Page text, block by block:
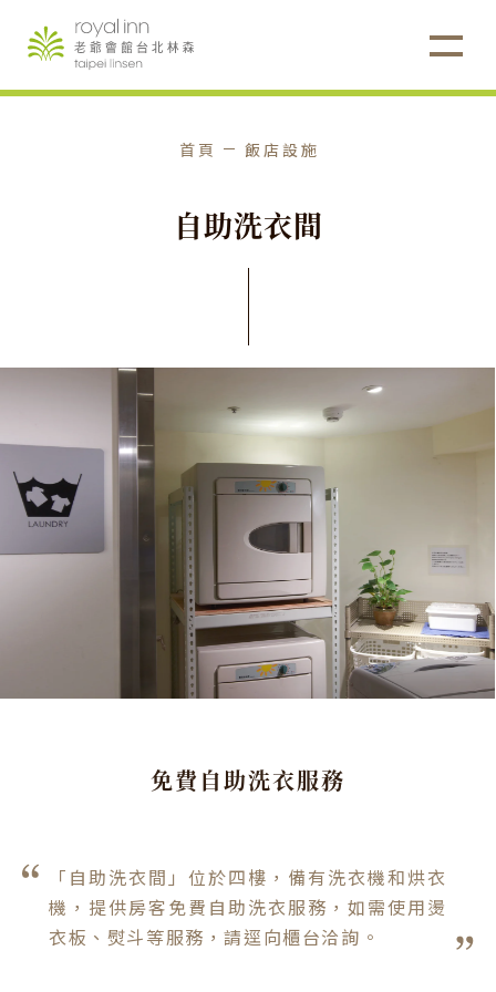
首頁 飯店設施
自助洗衣間
免費自助洗衣服務
「自助洗衣間」位於四樓，備有洗衣機和烘衣
機，提供房客免費自助洗衣服務，如需使用燙
衣板、熨斗等服務，請逕向櫃台洽詢。